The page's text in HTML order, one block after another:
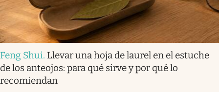
Feng Shui. Llevar una hoja de laurel en el estuche
de los anteojos: para qué sirve y por qué lo
recomiendan